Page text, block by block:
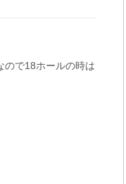
ので18ホールの時は